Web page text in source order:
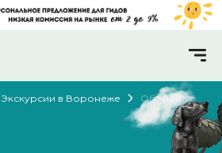
Экскурсии в Воронеже Обзорные